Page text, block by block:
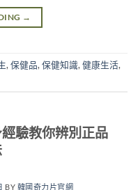
→
, 保健品, 保健知識, 健康生活,
驗教你辨別正品
BY 韓國奇力片官網